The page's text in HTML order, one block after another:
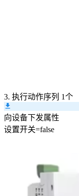
3. 执行动作序列 1个
向设备下发属性
设置开关=false